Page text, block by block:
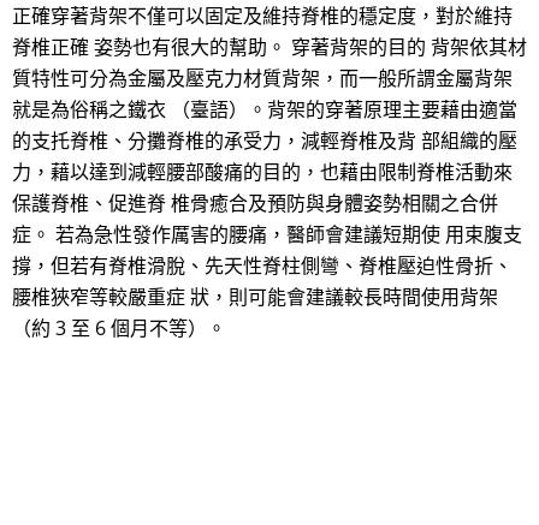
正確穿著背架不僅可以固定及維持脊椎的穩定度，對於維持
脊椎正確 姿勢也有很大的幫助。 穿著背架的目的 背架依其材
質特性可分為金屬及壓克力材質背架，而一般所謂金屬背架
就是為俗稱之鐵衣 （臺語）。背架的穿著原理主要藉由適當
的支托脊椎、分攤脊椎的承受力，減輕脊椎及背 部組織的壓
力，藉以達到減輕腰部酸痛的目的，也藉由限制脊椎活動來
保護脊椎、促進脊 椎骨癒合及預防與身體姿勢相關之合併
症。 若為急性發作厲害的腰痛，醫師會建議短期使 用束腹支
撐，但若有脊椎滑脫、先天性脊柱側彎、脊椎壓迫性骨折、
腰椎狹窄等較嚴重症 狀，則可能會建議較長時間使用背架
（約 3 至 6 個月不等）。